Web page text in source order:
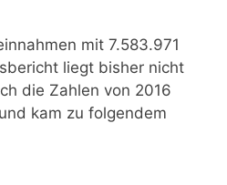
mit 7.583.971
liegt bisher nicht
die Zahlen von 2016
kam zu folgendem